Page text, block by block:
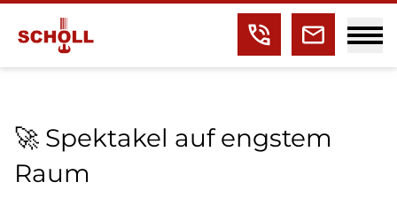
🚀 Spektakel auf engstem
Raum